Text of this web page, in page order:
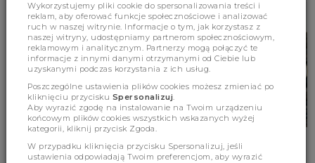
Czarna
Premium Kremowy
Premium Cukierkowy
Wykorzystujemy pliki cookie do spersonalizowania treści i
reklam, aby oferować funkcje społecznościowe i analizować
ruch w naszej witrynie. Informacje o tym, jak korzystasz z
naszej witryny, udostępniamy partnerom społecznościowym,
reklamowym i analitycznym. Partnerzy mogą połączyć te
informacje z innymi danymi otrzymanymi od Ciebie lub
uzyskanymi podczas korzystania z ich usług.
Poszczególne ustawienia plików cookies możesz zmieniać po
kliknięciu przycisku Spersonalizuj.
Aby wyrazić zgodę na instalowanie na Twoim urządzeniu
końcowym plików cookies wszystkich wskazanych wyżej
kategorii, kliknij przycisk Zgoda.
W przypadku kliknięcia przycisku Spersonalizuj, jeśli
ustawienia odpowiadają Twoim preferencjom, aby wyrazić